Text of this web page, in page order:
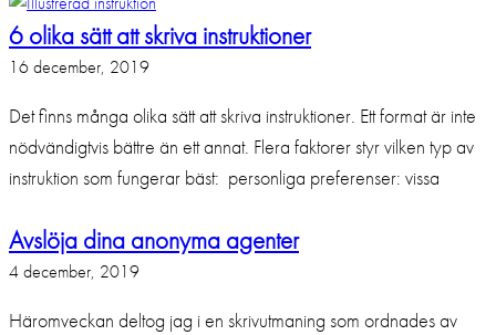
6 olika sätt att skriva instruktioner
16 december, 2019
Det finns många olika sätt att skriva instruktioner. Ett format är inte
nödvändigtvis bättre än ett annat. Flera faktorer styr vilken typ av
instruktion som fungerar bäst: personliga preferenser: vissa
Avslöja dina anonyma agenter
4 december, 2019
Häromveckan deltog jag i en skrivutmaning som ordnades av